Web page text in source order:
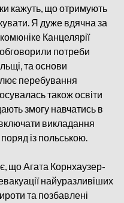
кажуть, що отримують
Я дуже вдячна за
Канцелярії
потреби
та основи
перебування
також освіти
змогу навчатись в
включати викладання
із польською.
що Агата Корнхаузер-
найуразливіших
та позбавлені